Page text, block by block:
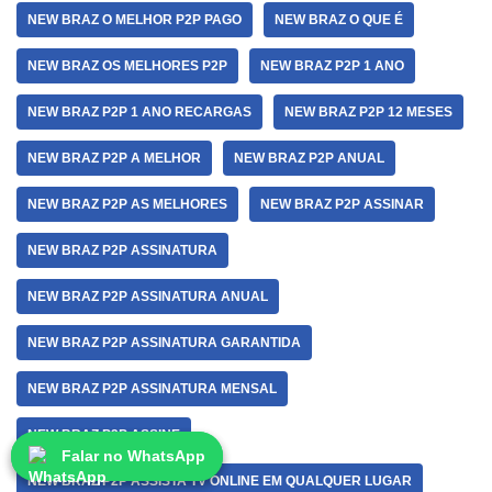
NEW BRAZ O MELHOR P2P PAGO NEW BRAZ O QUE É
NEW BRAZ OS MELHORES P2P NEW BRAZ P2P 1 ANO
NEW BRAZ P2P 1 ANO RECARGAS NEW BRAZ P2P 12 MESES
NEW BRAZ P2P A MELHOR NEW BRAZ P2P ANUAL
NEW BRAZ P2P AS MELHORES NEW BRAZ P2P ASSINAR
NEW BRAZ P2P ASSINATURA
NEW BRAZ P2P ASSINATURA ANUAL
NEW BRAZ P2P ASSINATURA GARANTIDA
NEW BRAZ P2P ASSINATURA MENSAL
NEW BRAZ P2P ASSINE
NEW BRAZ P2P ASSISTA TV ONLINE EM QUALQUER LUGAR
Falar no WhatsApp
Falar no WhatsApp